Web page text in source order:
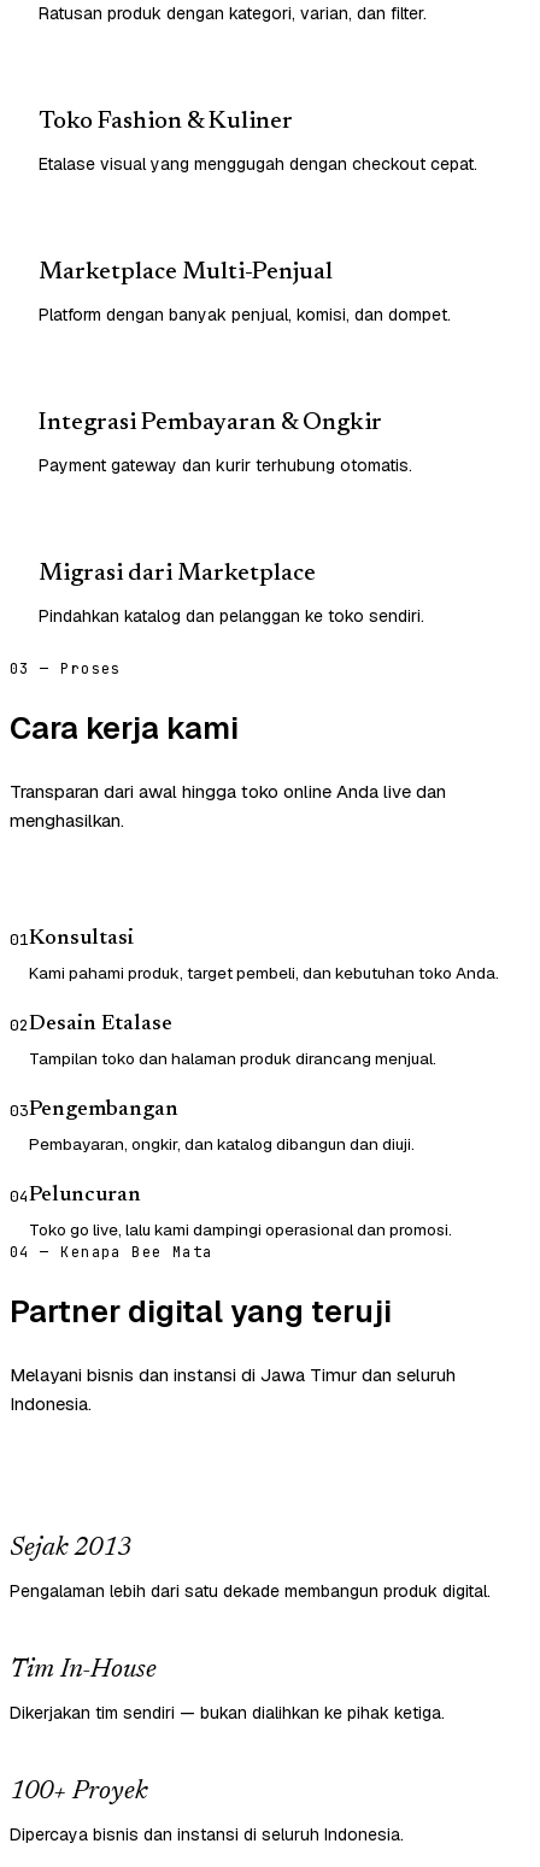
Ratusan produk dengan kategori, varian, dan filter.
Toko Fashion & Kuliner
Etalase visual yang menggugah dengan checkout cepat.
Marketplace Multi-Penjual
Platform dengan banyak penjual, komisi, dan dompet.
Integrasi Pembayaran & Ongkir
Payment gateway dan kurir terhubung otomatis.
Migrasi dari Marketplace
Pindahkan katalog dan pelanggan ke toko sendiri.
03 — Proses
Cara kerja kami
Transparan dari awal hingga toko online Anda live dan
menghasilkan.
01Konsultasi
Kami pahami produk, target pembeli, dan kebutuhan toko Anda.
02Desain Etalase
Tampilan toko dan halaman produk dirancang menjual.
03Pengembangan
Pembayaran, ongkir, dan katalog dibangun dan diuji.
04Peluncuran
Toko go live, lalu kami dampingi operasional dan promosi.
04 — Kenapa Bee Mata
Partner digital yang teruji
Melayani bisnis dan instansi di Jawa Timur dan seluruh
Indonesia.
Sejak 2013
Pengalaman lebih dari satu dekade membangun produk digital.
Tim In-House
Dikerjakan tim sendiri — bukan dialihkan ke pihak ketiga.
100+ Proyek
Dipercaya bisnis dan instansi di seluruh Indonesia.